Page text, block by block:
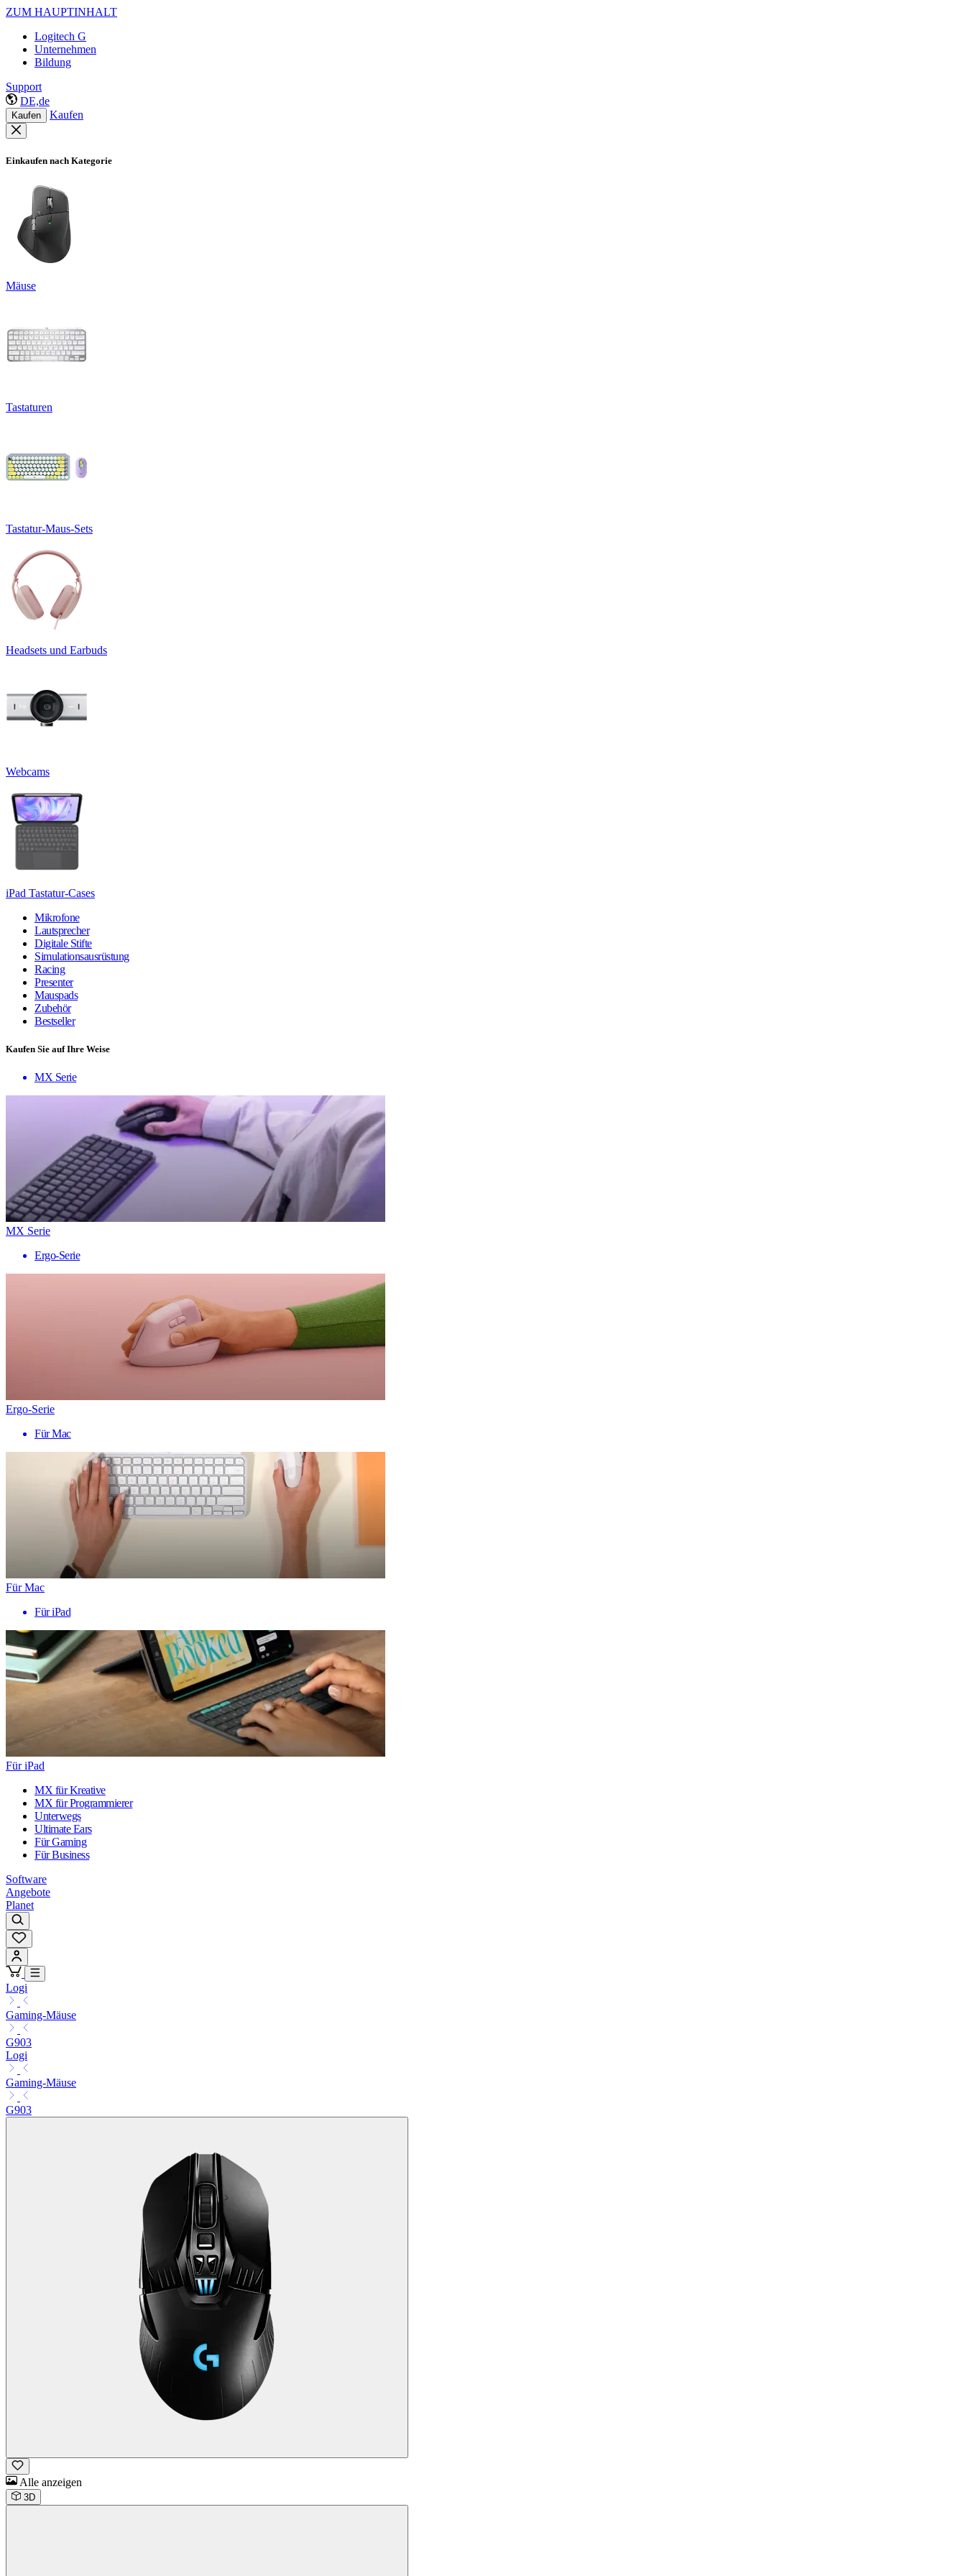
ZUM HAUPTINHALT
Logitech G
Unternehmen
Bildung
Support
DE,de
Kaufen Kaufen
Einkaufen nach Kategorie
Mäuse
Tastaturen
Tastatur-Maus-Sets
Headsets und Earbuds
Webcams
iPad Tastatur-Cases
Mikrofone
Lautsprecher
Digitale Stifte
Simulationsausrüstung
Racing
Presenter
Mauspads
Zubehör
Bestseller
Kaufen Sie auf Ihre Weise
MX Serie
MX Serie
Ergo-Serie
Ergo-Serie
Für Mac
Für Mac
Für iPad
Für iPad
MX für Kreative
MX für Programmierer
Unterwegs
Ultimate Ears
Für Gaming
Für Business
Software
Angebote
Planet
Logi
Gaming-Mäuse
G903
Logi
Gaming-Mäuse
G903
Alle anzeigen
3D